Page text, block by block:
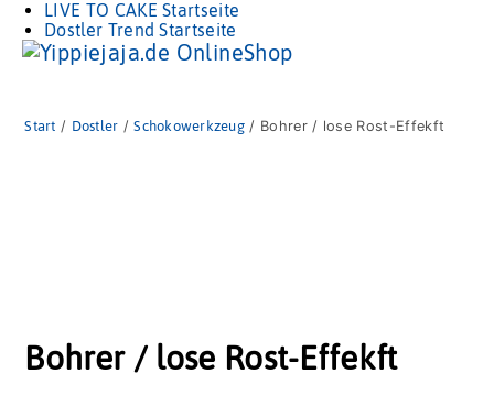
LIVE TO CAKE Startseite
Dostler Trend Startseite
Start / Dostler /Schokowerkzeug / Bohrer / lose Rost-Effekft
Bohrer / lose Rost-Effekft